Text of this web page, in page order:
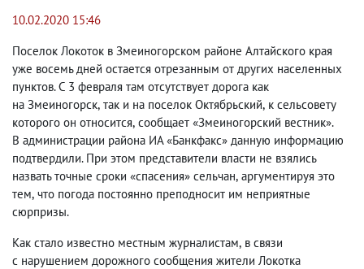
10.02.2020 15:46
Поселок Локоток в Змеиногорском районе Алтайского края
уже восемь дней остается отрезанным от других населенных
пунктов. С 3 февраля там отсутствует дорога как
на Змеиногорск, так и на поселок Октябрьский, к сельсовету
которого он относится, сообщает «Змеиногорский вестник».
В администрации района ИА «Банкфакс» данную информацию
подтвердили. При этом представители власти не взялись
назвать точные сроки «спасения» сельчан, аргументируя это
тем, что погода постоянно преподносит им неприятные
сюрпризы.
Как стало известно местным журналистам, в связи
с нарушением дорожного сообщения жители Локотка